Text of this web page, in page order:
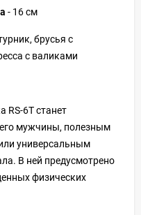
- 16 см
брусья с
с валиками
RS-6T станет
мужчины, полезным
универсальным
В ней предусмотрено
физических